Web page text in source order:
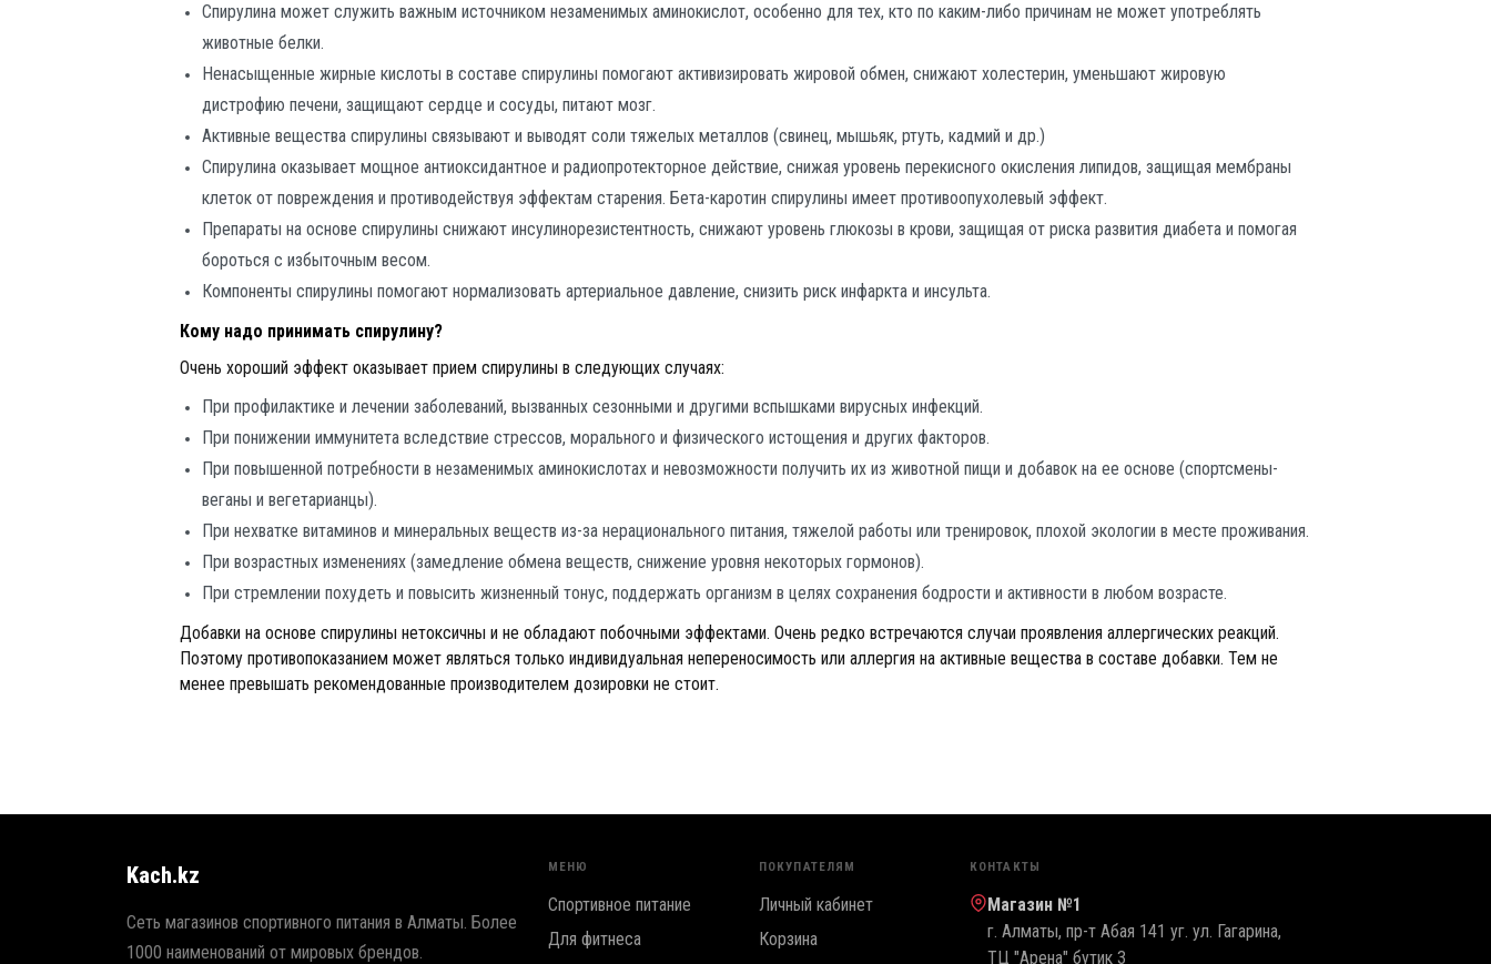
Спирулина может служить важным источником незаменимых аминокислот, особенно для тех, кто по каким-либо причинам не может употреблять
животные белки.
Ненасыщенные жирные кислоты в составе спирулины помогают активизировать жировой обмен, снижают холестерин, уменьшают жировую
дистрофию печени, защищают сердце и сосуды, питают мозг.
Активные вещества спирулины связывают и выводят соли тяжелых металлов (свинец, мышьяк, ртуть, кадмий и др.)
Спирулина оказывает мощное антиоксидантное и радиопротекторное действие, снижая уровень перекисного окисления липидов, защищая мембраны
клеток от повреждения и противодействуя эффектам старения. Бета-каротин спирулины имеет противоопухолевый эффект.
Препараты на основе спирулины снижают инсулинорезистентность, снижают уровень глюкозы в крови, защищая от риска развития диабета и помогая
бороться с избыточным весом.
Компоненты спирулины помогают нормализовать артериальное давление, снизить риск инфаркта и инсульта.
Кому надо принимать спирулину?
Очень хороший эффект оказывает прием спирулины в следующих случаях:
При профилактике и лечении заболеваний, вызванных сезонными и другими вспышками вирусных инфекций.
При понижении иммунитета вследствие стрессов, морального и физического истощения и других факторов.
При повышенной потребности в незаменимых аминокислотах и невозможности получить их из животной пищи и добавок на ее основе (спортсмены-
веганы и вегетарианцы).
При нехватке витаминов и минеральных веществ из-за нерационального питания, тяжелой работы или тренировок, плохой экологии в месте проживания.
При возрастных изменениях (замедление обмена веществ, снижение уровня некоторых гормонов).
При стремлении похудеть и повысить жизненный тонус, поддержать организм в целях сохранения бодрости и активности в любом возрасте.
Добавки на основе спирулины нетоксичны и не обладают побочными эффектами. Очень редко встречаются случаи проявления аллергических реакций.
Поэтому противопоказанием может являться только индивидуальная непереносимость или аллергия на активные вещества в составе добавки. Тем не
менее превышать рекомендованные производителем дозировки не стоит.
Kach.kz
Сеть магазинов спортивного питания в Алматы. Более
1000 наименований от мировых брендов.
МЕНЮ
Спортивное питание
Для фитнеса
ПОКУПАТЕЛЯМ
Личный кабинет
Корзина
КОНТАКТЫ
Магазин №1
г. Алматы, пр-т Абая 141 уг. ул. Гагарина,
ТЦ "Арена" бутик 3